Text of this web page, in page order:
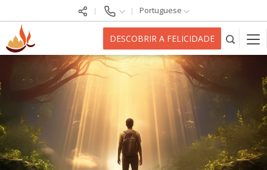
Portuguese
DESCOBRIR A FELICIDADE